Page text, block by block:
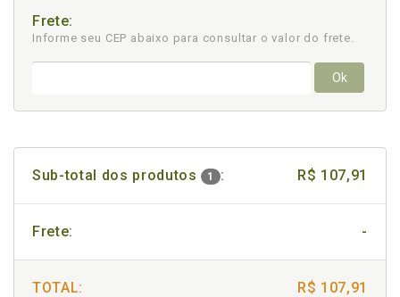
Frete:
Informe seu CEP abaixo para consultar o valor do frete.
Ok
Sub-total dos produtos 1 : R$ 107,91
Frete: -
TOTAL: R$ 107,91